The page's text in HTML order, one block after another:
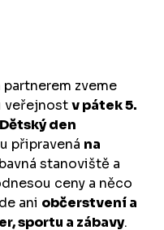
zveme
veřejnostv pátek 5.
den
připravená na
stanoviště a
ceny a něco
ani občerstvení a
sportu a zábavy.